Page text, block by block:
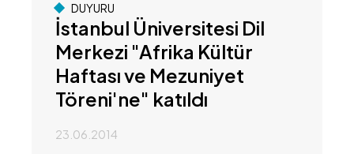
DUYURU
İstanbul Üniversitesi Dil
Merkezi "Afrika Kültür
Haftası ve Mezuniyet
Töreni'ne" katıldı
23.06.2014